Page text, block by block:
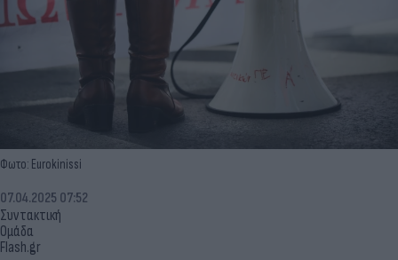
Φωτο: Eurokinissi
Συντακτική
Ομάδα
Flash.gr
07.04.2025 07:52